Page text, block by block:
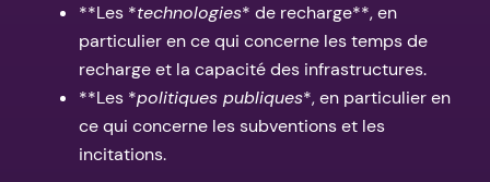
**Les *technologies* de recharge**, en
particulier en ce qui concerne les temps de
recharge et la capacité des infrastructures.
**Les *politiques publiques*, en particulier en
ce qui concerne les subventions et les
incitations.